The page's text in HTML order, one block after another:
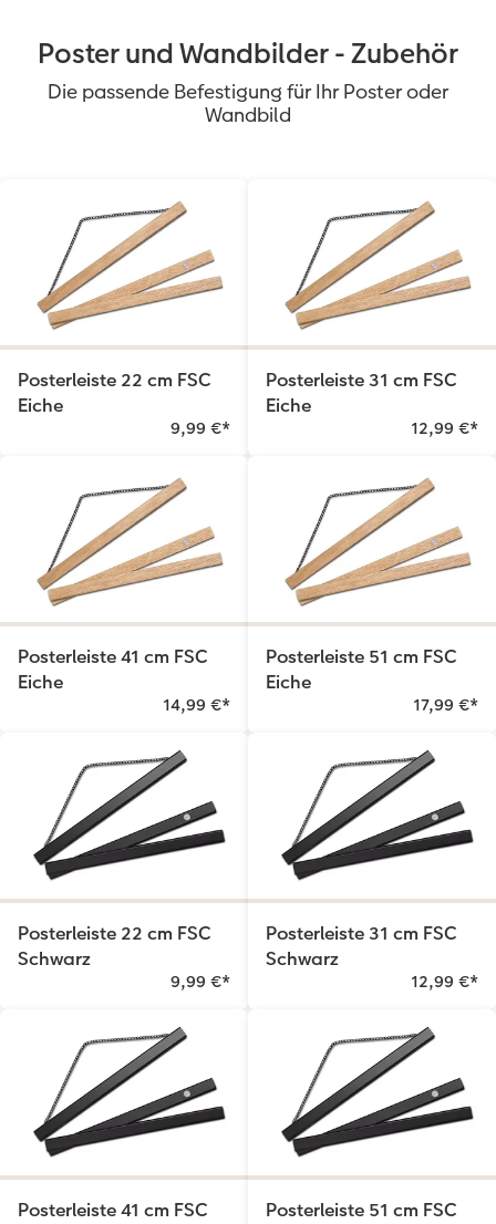
Poster und Wandbilder - Zubehör
Die passende Befestigung für Ihr Poster oder
Wandbild
Posterleiste 22 cm FSC
Eiche
9,99 €*
Posterleiste 31 cm FSC
Eiche
12,99 €*
Posterleiste 41 cm FSC
Eiche
14,99 €*
Posterleiste 51 cm FSC
Eiche
17,99 €*
Posterleiste 22 cm FSC
Schwarz
9,99 €*
Posterleiste 31 cm FSC
Schwarz
12,99 €*
Posterleiste 41 cm FSC
Posterleiste 51 cm FSC